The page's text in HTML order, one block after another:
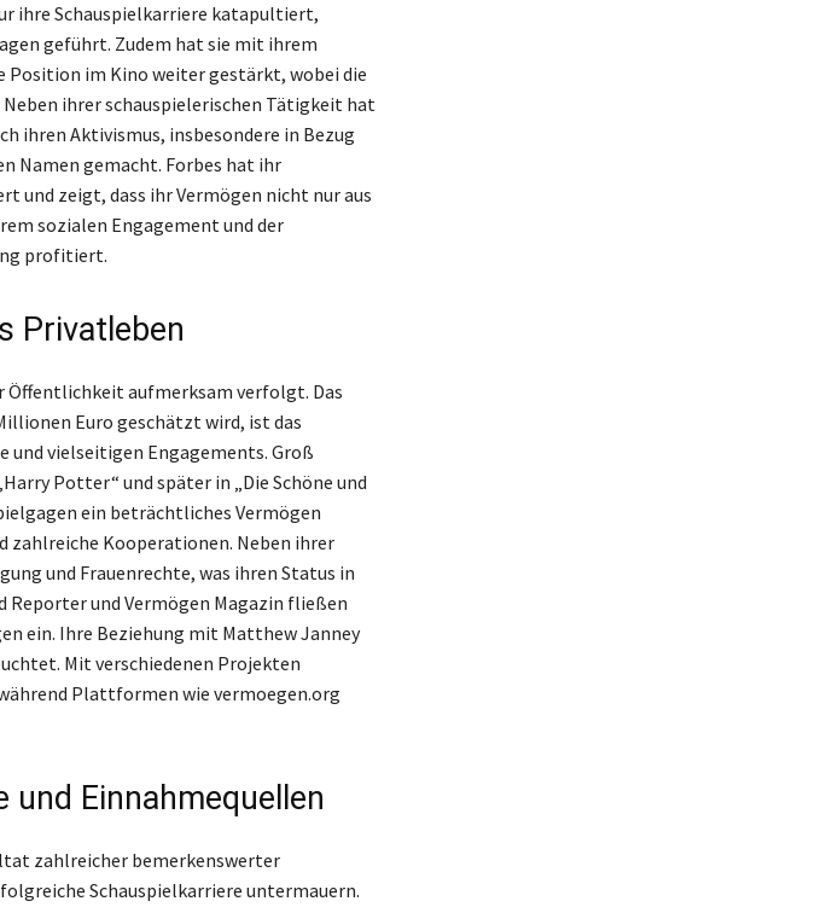
ihre Schauspielkarriere katapultiert,
geführt. Zudem hat sie mit ihrem
Position im Kino weiter gestärkt, wobei die
ihrer schauspielerischen Tätigkeit hat
ihren Aktivismus, insbesondere in Bezug
Namen gemacht. Forbes hat ihr
und zeigt, dass ihr Vermögen nicht nur aus
sozialen Engagement und der
profitiert.
Privatleben
Öffentlichkeit aufmerksam verfolgt. Das
Euro geschätzt wird, ist das
und vielseitigen Engagements. Groß
Potter“ und später in „Die Schöne und
ein beträchtliches Vermögen
zahlreiche Kooperationen. Neben ihrer
und Frauenrechte, was ihren Status in
und Vermögen Magazin fließen
ein. Ihre Beziehung mit Matthew Janney
Mit verschiedenen Projekten
Plattformen wie vermoegen.org
Einnahmequellen
zahlreicher bemerkenswerter
Schauspielkarriere untermauern.